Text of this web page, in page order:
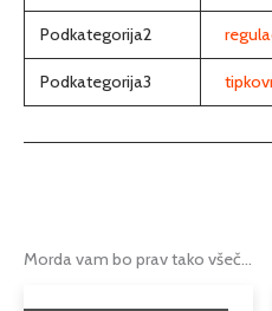
Podkategorija2
Podkategorija3
Morda vam bo prav tako všeč…